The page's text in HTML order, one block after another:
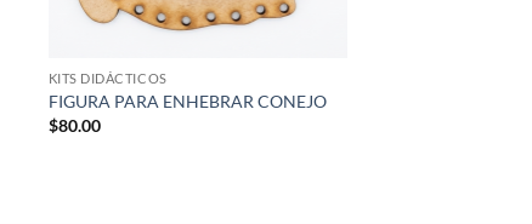
KITS DIDÁCTICOS
FIGURA PARA ENHEBRAR CONEJO
$80.00